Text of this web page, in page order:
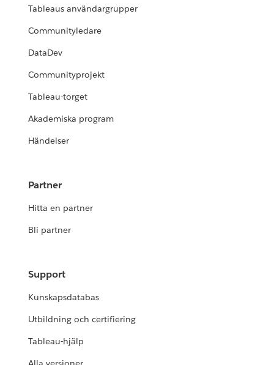
Tableaus användargrupper
Communityledare
DataDev
Communityprojekt
Tableau-torget
Akademiska program
Händelser
Partner
Hitta en partner
Bli partner
Support
Kunskapsdatabas
Utbildning och certifiering
Tableau-hjälp